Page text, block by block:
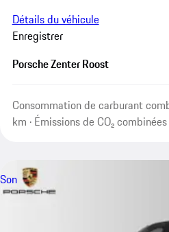
Détails du véhicule
Enregistrer
Porsche Zenter Roost
Consommation de carburant
km · Émissions de CO₂
Son